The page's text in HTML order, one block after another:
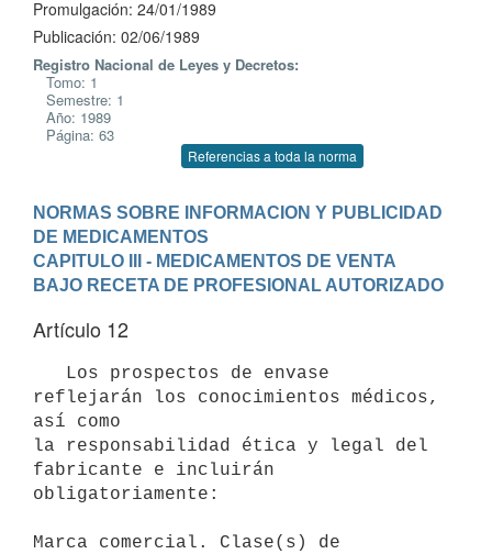
Promulgación: 24/01/1989
Publicación: 02/06/1989
Registro Nacional de Leyes y Decretos:
Tomo: 1
Semestre: 1
Año: 1989
Página: 63
Referencias a toda la norma
NORMAS SOBRE INFORMACION Y PUBLICIDAD
DE MEDICAMENTOS
CAPITULO III - MEDICAMENTOS DE VENTA
BAJO RECETA DE PROFESIONAL AUTORIZADO
Artículo 12
reflejarán los conocimientos médicos,
así como
la responsabilidad ética y legal del
fabricante e incluirán
obligatoriamente:
Marca comercial. Clase(s) de